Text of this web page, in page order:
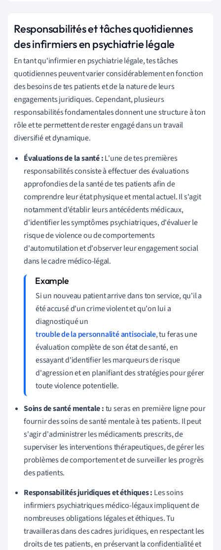
Responsabilités et tâches quotidiennes
des infirmiers en psychiatrie légale
En tant qu'infirmier en psychiatrie légale, tes tâches
quotidiennes peuvent varier considérablement en fonction
des besoins de tes patients et de la nature de leurs
engagements juridiques. Cependant, plusieurs
responsabilités fondamentales donnent une structure à ton
rôle et te permettent de rester engagé dans un travail
diversifié et dynamique.
Évaluations de la santé :L'une de tes premières
responsabilités consiste à effectuer des évaluations
approfondies de la santé de tes patients afin de
comprendre leur état physique et mental actuel. Il s'agit
notamment d'établir leurs antécédents médicaux,
d'identifier les symptômes psychiatriques, d'évaluer le
risque de violence ou de comportements
d'automutilation et d'observer leur engagement social
dans le cadre médico-légal.
Si un nouveau patient arrive dans ton service, qu'il a
été accusé d'un crime violent et qu'on lui a
diagnostiqué un
trouble de la personnalité antisociale, tu feras une
évaluation complète de son état de santé, en
essayant d'identifier les marqueurs de risque
d'agression et en planifiant des stratégies pour gérer
toute violence potentielle.
Soins de santé mentale :tu seras en première ligne pour
fournir des soins de santé mentale à tes patients. Il peut
s'agir d'administrer les médicaments prescrits, de
superviser les interventions thérapeutiques, de gérer les
problèmes de comportement et de surveiller les progrès
des patients.
Responsabilités juridiques et éthiques : Les soins
infirmiers psychiatriques médico-légaux impliquent de
nombreuses obligations légales et éthiques. Tu
travailleras dans des cadres juridiques, en respectant les
droits de tes patients, en préservant la confidentialité et